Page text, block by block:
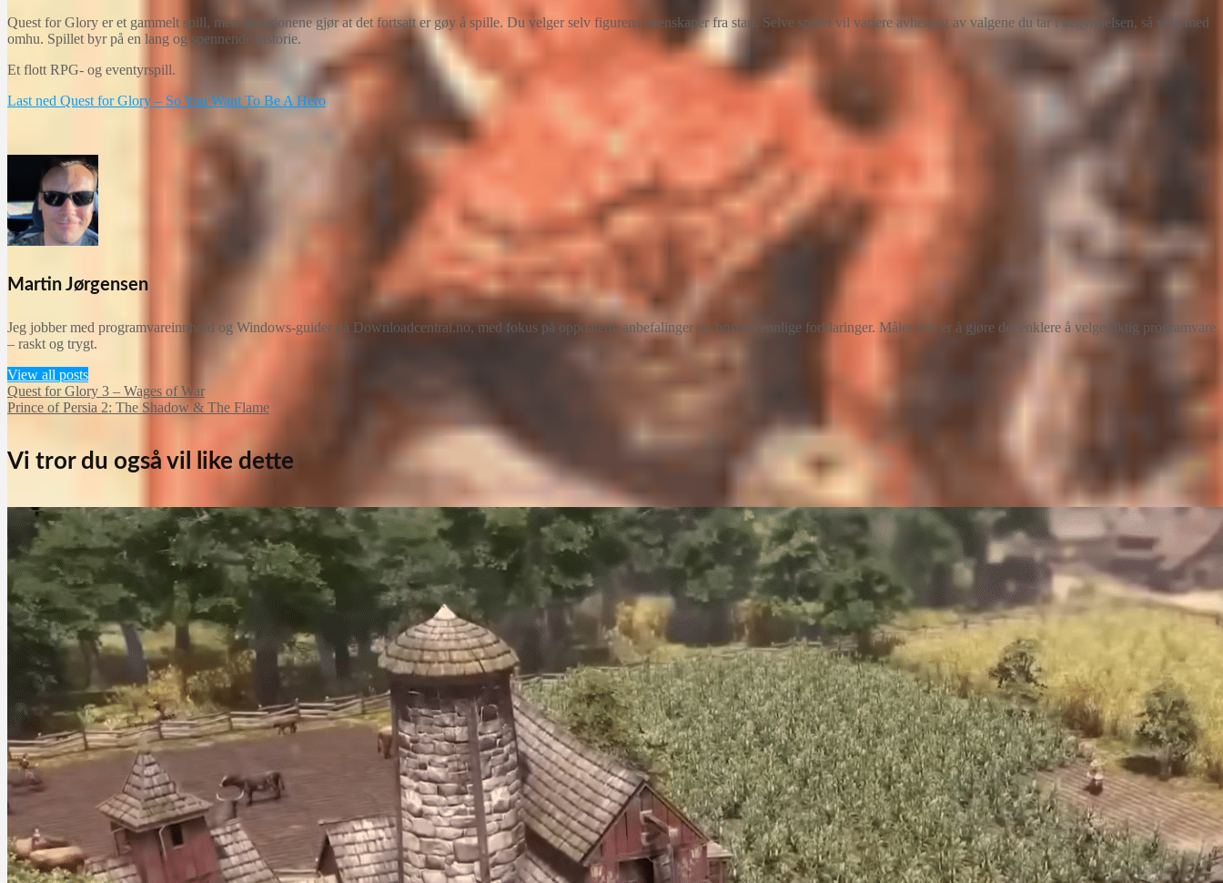
Quest for Glory er et gammelt spill, men funksjonene gjør at det fortsatt er gøy å spille. Du velger selv figurens egenskaper fra start. Selve spillet vil variere avhengig av valgene du tar i begynnelsen, så velg med
omhu. Spillet byr på en lang og spennende historie.
Et flott RPG- og eventyrspill.
Last ned Quest for Glory – So You Want To Be A Hero
Martin Jørgensen
Jeg jobber med programvareinnhold og Windows-guider på Downloadcentral.no, med fokus på oppdaterte anbefalinger og brukervennlige forklaringer. Målet mitt er å gjøre det enklere å velge riktig programvare
– raskt og trygt.
View all posts
Quest for Glory 3 – Wages of War
Prince of Persia 2: The Shadow & The Flame
Vi tror du også vil like dette